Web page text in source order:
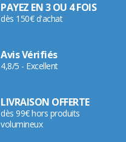
PAYEZ EN 3 OU 4 FOIS
dès 150€ d'achat
Avis Vérifiés
4,8/5 - Excellent
LIVRAISON OFFERTE
dès 99€ hors produits
volumineux